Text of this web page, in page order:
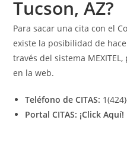
Tucson, AZ?
Para sacar una cita con el
existe la posibilidad de
través del sistema
en la web.
Teléfono de CITAS:
Portal CITAS: ¡Click Aquí!